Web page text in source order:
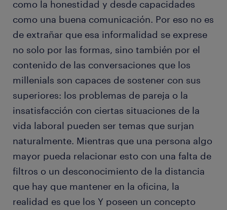
como la honestidad y desde capacidades
como una buena comunicación. Por eso no es
de extrañar que esa informalidad se exprese
no solo por las formas, sino también por el
contenido de las conversaciones que los
millenials son capaces de sostener con sus
superiores: los problemas de pareja o la
insatisfacción con ciertas situaciones de la
vida laboral pueden ser temas que surjan
naturalmente. Mientras que una persona algo
mayor pueda relacionar esto con una falta de
filtros o un desconocimiento de la distancia
que hay que mantener en la oficina, la
realidad es que los Y poseen un concepto